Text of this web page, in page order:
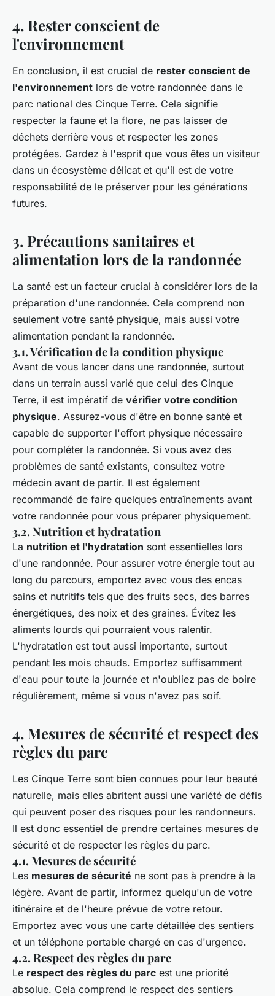
4. Rester conscient de
l'environnement
En conclusion, il est crucial de rester conscient de
l'environnement lors de votre randonnée dans le
parc national des Cinque Terre. Cela signifie
respecter la faune et la flore, ne pas laisser de
déchets derrière vous et respecter les zones
protégées. Gardez à l'esprit que vous êtes un visiteur
dans un écosystème délicat et qu'il est de votre
responsabilité de le préserver pour les générations
futures.
3. Précautions sanitaires et
alimentation lors de la randonnée
La santé est un facteur crucial à considérer lors de la
préparation d'une randonnée. Cela comprend non
seulement votre santé physique, mais aussi votre
alimentation pendant la randonnée.
3.1. Vérification de la condition physique
Avant de vous lancer dans une randonnée, surtout
dans un terrain aussi varié que celui des Cinque
Terre, il est impératif de vérifier votre condition
physique. Assurez-vous d'être en bonne santé et
capable de supporter l'effort physique nécessaire
pour compléter la randonnée. Si vous avez des
problèmes de santé existants, consultez votre
médecin avant de partir. Il est également
recommandé de faire quelques entraînements avant
votre randonnée pour vous préparer physiquement.
3.2. Nutrition et hydratation
La nutrition et l'hydratation sont essentielles lors
d'une randonnée. Pour assurer votre énergie tout au
long du parcours, emportez avec vous des encas
sains et nutritifs tels que des fruits secs, des barres
énergétiques, des noix et des graines. Évitez les
aliments lourds qui pourraient vous ralentir.
L'hydratation est tout aussi importante, surtout
pendant les mois chauds. Emportez suffisamment
d'eau pour toute la journée et n'oubliez pas de boire
régulièrement, même si vous n'avez pas soif.
4. Mesures de sécurité et respect des
règles du parc
Les Cinque Terre sont bien connues pour leur beauté
naturelle, mais elles abritent aussi une variété de défis
qui peuvent poser des risques pour les randonneurs.
Il est donc essentiel de prendre certaines mesures de
sécurité et de respecter les règles du parc.
4.1. Mesures de sécurité
Les mesures de sécurité ne sont pas à prendre à la
légère. Avant de partir, informez quelqu'un de votre
itinéraire et de l'heure prévue de votre retour.
Emportez avec vous une carte détaillée des sentiers
et un téléphone portable chargé en cas d'urgence.
4.2. Respect des règles du parc
Le respect des règles du parc est une priorité
absolue. Cela comprend le respect des sentiers